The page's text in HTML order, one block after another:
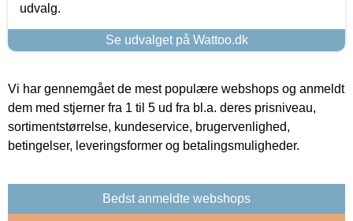
udvalg.
Se udvalget på Wattoo.dk
Vi har gennemgået de mest populære webshops og anmeldt
dem med stjerner fra 1 til 5 ud fra bl.a. deres prisniveau,
sortimentstørrelse, kundeservice, brugervenlighed,
betingelser, leveringsformer og betalingsmuligheder.
Bedst anmeldte webshops